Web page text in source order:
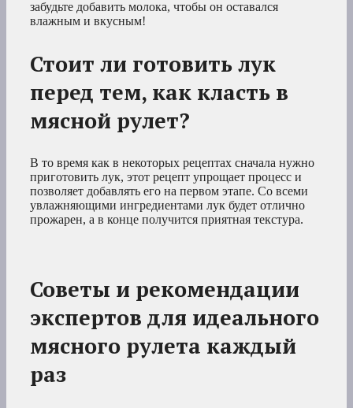
забудьте добавить молока, чтобы он оставался
влажным и вкусным!
Стоит ли готовить лук
перед тем, как класть в
мясной рулет?
В то время как в некоторых рецептах сначала нужно
приготовить лук, этот рецепт упрощает процесс и
позволяет добавлять его на первом этапе. Со всеми
увлажняющими ингредиентами лук будет отлично
прожарен, а в конце получится приятная текстура.
Советы и рекомендации
экспертов для идеального
мясного рулета каждый
раз